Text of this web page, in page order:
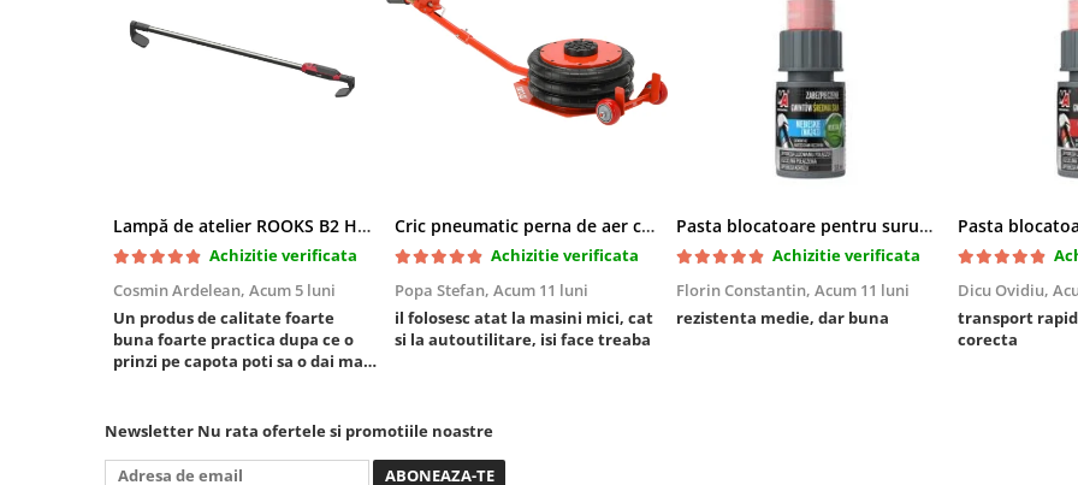
Scule Pneumatice
Accesorii Pneumatice
Alte scule pneumatice
Chei cu clichet
Compresoare
Furtune Aer Comprimat
Masini de gaurit si taiat
Lampă de atelier ROOKS B2 HYBRID pentru capotă, 2000 lumeni, 5000 mAh
Achizitie verificata
Cosmin Ardelean, Acum 5 luni
Un produs de calitate foarte
buna foarte practica dupa ce o
prinzi pe capota poti sa o dai mai
baterie care tine destul de mult
dar daca o bagi la priza nu mai ai
treaba toata ziua ,ce...
Cric pneumatic perna de aer cu inaltator 6T
Achizitie verificata
Popa Stefan, Acum 11 luni
il folosesc atat la masini mici, cat
si la autoutilitare, isi face treaba
Pasta blocatoare pentru suruburi,rezistenta medie
Achizitie verificata
Florin Constantin, Acum 11 luni
rezistenta medie, dar buna
Dicu Ovidiu,
transport
corecta
Newsletter Nu rata ofertele si promotiile noastre